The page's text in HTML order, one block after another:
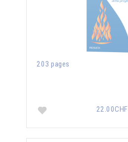
203 pages
22.00CHF